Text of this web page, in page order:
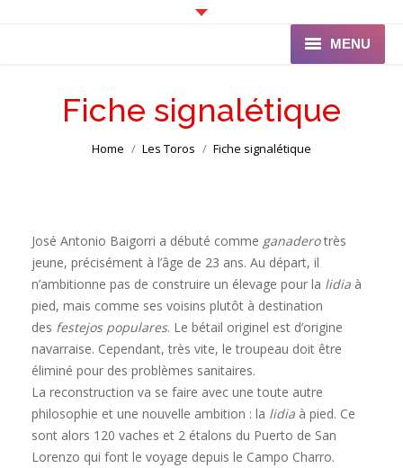
MENU
Programme
Infos pratiques
Fiche signalétique
You are here:
Home Les Toros Fiche signalétique
José Antonio Baigorri a débuté comme ganaderotrès
jeune, précisément à l’âge de 23 ans. Au départ, il
n’ambitionne pas de construire un élevage pour la lidia à
pied, mais comme ses voisins plutôt à destination
des festejos populares. Le bétail originel est d’origine
navarraise. Cependant, très vite, le troupeau doit être
éliminé pour des problèmes sanitaires.
La reconstruction va se faire avec une toute autre
philosophie et une nouvelle ambition : la lidia à pied. Ce
sont alors 120 vaches et 2 étalons du Puerto de San
Lorenzo qui font le voyage depuis le Campo Charro.